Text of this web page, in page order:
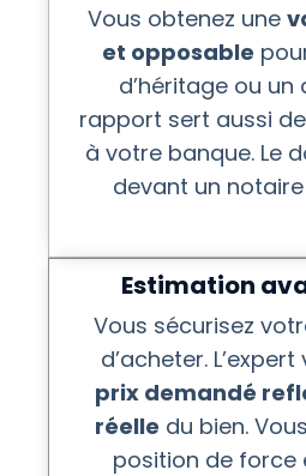
Vous obtenez une
et opposable
d’héritage ou un
rapport sert aussi
à votre banque. Le
devant un
Estimation
Vous sécurisez
d’acheter.
prix demandé
réelle du bien.
position de force